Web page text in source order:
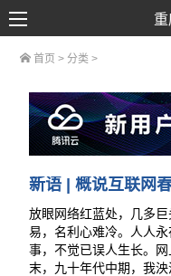
网站
SEM
首页 > 分类 >
新语 | 概说互联网
放眼网络红蓝处，几多
易，名利心难冷。人人
事，不觉已误人生长。
末，九十年代中期，我泱